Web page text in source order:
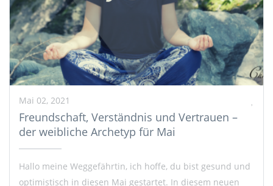
Mai 02, 2021
Freundschaft, Verständnis und Vertrauen –
der weibliche Archetyp für Mai
Hallo meine Weggefährtin, ich hoffe, du bist gesund und
optimistisch in diesen Mai gestartet. In diesem neuen